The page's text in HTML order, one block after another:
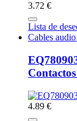
3.72 €
Lista de
Cables
4.89 €